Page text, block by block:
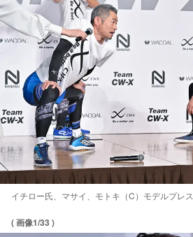
イチロー氏、マサイ、モトキ（C）モデルプレス
( 画像1/33 )